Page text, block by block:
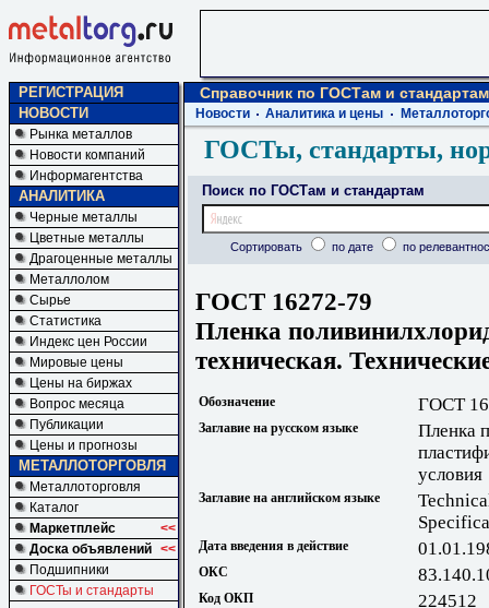
РЕГИСТРАЦИЯ
НОВОСТИ
Рынка металлов
Новости компаний
Информагентства
АНАЛИТИКА
Черные металлы
Цветные металлы
Драгоценные металлы
Металлолом
Сырье
Статистика
Индекс цен России
Мировые цены
Цены на биржах
Вопрос месяца
Публикации
Цены и прогнозы
МЕТАЛЛОТОРГОВЛЯ
Металлоторговля
Каталог
Маркетплейс
<<
Доска объявлений <<
Подшипники
ГОСТы и стандарты
Справочник по ГОСТам и стандартам
Новости Аналитика и цены
ГОСТы, стандарты,
Поиск по ГОСТам и стандартам
Сортировать по дате по
ГОСТ 16272-79
Пленка
техническая.
Обозначение ГОСТ
Заглавие на русском языке
Пленка
условия
Заглавие на английском языке
Дата введения в действие
ОКС
Код ОКП 224512